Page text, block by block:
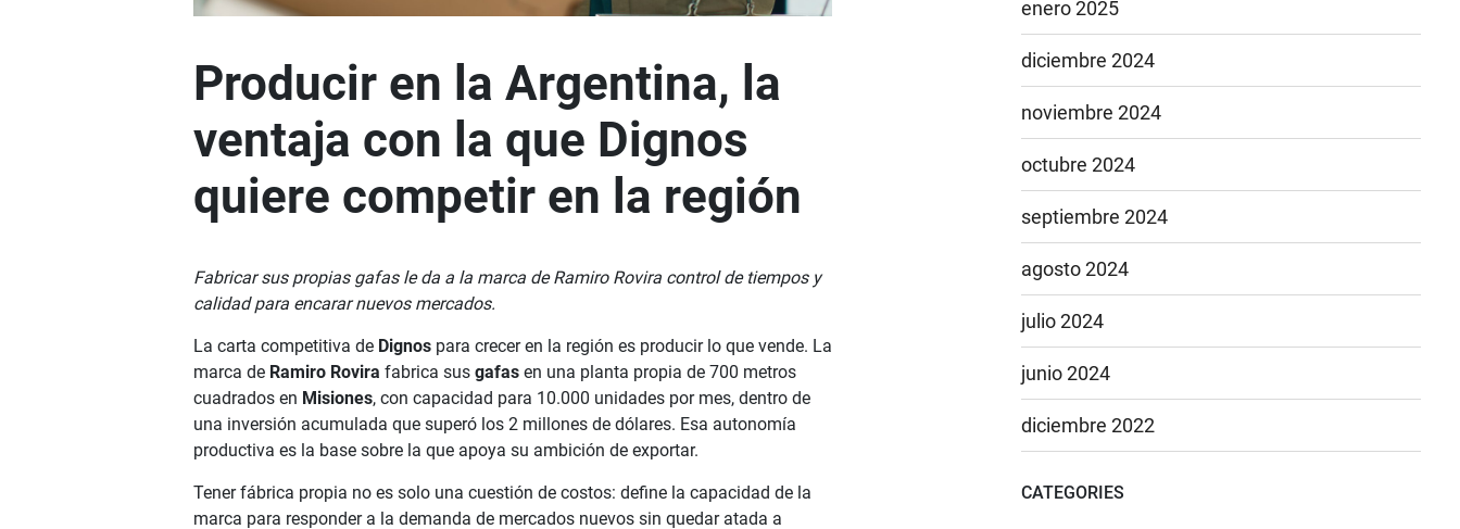
Producir en la Argentina, la
ventaja con la que Dignos
quiere competir en la región
Fabricar sus propias gafas le da a la marca de Ramiro Rovira control de tiempos y
calidad para encarar nuevos mercados.
La carta competitiva de Dignos para crecer en la región es producir lo que vende. La
marca de Ramiro Rovira fabrica sus gafas en una planta propia de 700 metros
cuadrados en Misiones, con capacidad para 10.000 unidades por mes, dentro de
una inversión acumulada que superó los 2 millones de dólares. Esa autonomía
productiva es la base sobre la que apoya su ambición de exportar.
Tener fábrica propia no es solo una cuestión de costos: define la capacidad de la
marca para responder a la demanda de mercados nuevos sin quedar atada a
enero 2025
diciembre 2024
noviembre 2024
octubre 2024
septiembre 2024
agosto 2024
julio 2024
junio 2024
diciembre 2022
CATEGORIES